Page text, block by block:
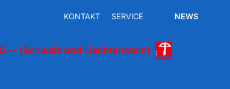
KONTAKT SERVICE NEWS
(Schweiz und Liechtenstein)